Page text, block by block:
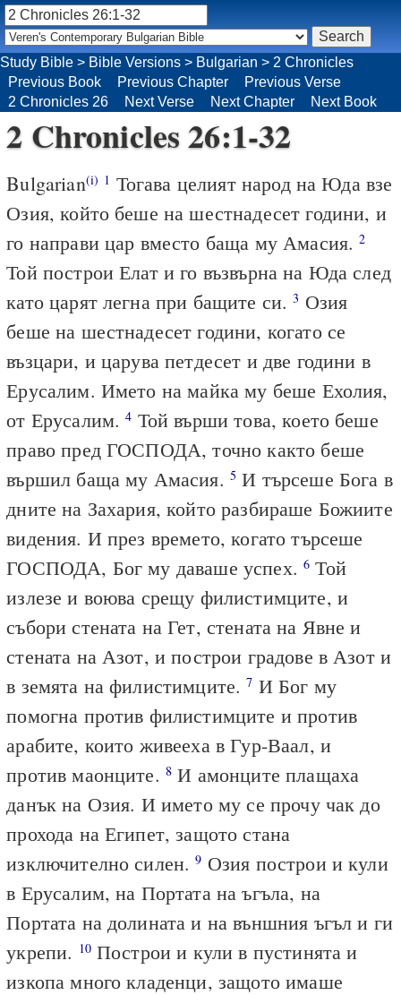
2 Chronicles 26:1-32
Bulgarian(i) 1 Тогава целият народ на Юда взе
Озия, който беше на шестнадесет години, и
го направи цар вместо баща му Амасия.2
Той построи Елат и го възвърна на Юда след
като царят легна при бащите си.3 Озия
беше на шестнадесет години, когато се
възцари, и царува петдесет и две години в
Ерусалим. Името на майка му беше Ехолия,
от Ерусалим.4 Той върши това, което беше
право пред ГОСПОДА, точно както беше
вършил баща му Амасия. 5 И търсеше Бога в
дните на Захария, който разбираше Божиите
видения. И през времето, когато търсеше
ГОСПОДА, Бог му даваше успех.6 Той
излезе и воюва срещу филистимците, и
събори стената на Гет, стената на Явне и
стената на Азот, и построи градове в Азот и
в земята на филистимците.7 И Бог му
помогна против филистимците и против
арабите, които живееха в Гур-Ваал, и
против маонците. 8 И амонците плащаха
данък на Озия. И името му се прочу чак до
прохода на Египет, защото стана
изключително силен.9 Озия построи и кули
в Ерусалим, на Портата на ъгъла, на
Портата на долината и на външния ъгъл и ги
укрепи. 10Построи и кули в пустинята и
изкопа много кладенци, защото имаше
Study Bible > Bible Versions > Bulgarian > 2 Chronicles
Previous Book
Previous Chapter
Previous Verse
2 Chronicles 26
Next Verse Next Chapter Next Book